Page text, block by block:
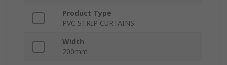
Product Type
PVC STRIP CURTAINS
Width
200mm